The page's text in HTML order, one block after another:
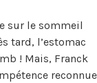
sur le sommeil
tard, l’estomac
! Mais, Franck
reconnue